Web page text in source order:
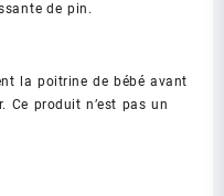
de pin.
la poitrine de bébé avant
Ce produit n’est pas un